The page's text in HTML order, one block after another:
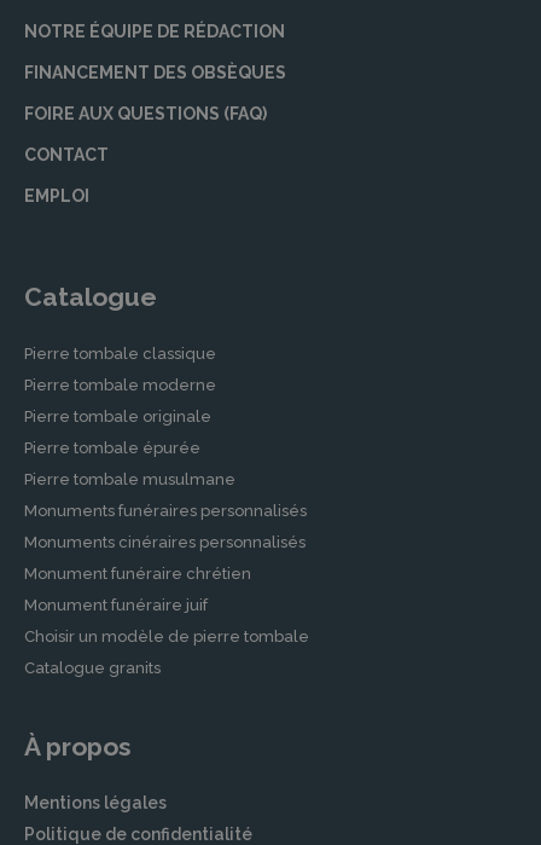
NOTRE ÉQUIPE DE RÉDACTION
FINANCEMENT DES OBSÈQUES
FOIRE AUX QUESTIONS (FAQ)
CONTACT
EMPLOI
Catalogue
Pierre tombale classique
Pierre tombale moderne
Pierre tombale originale
Pierre tombale épurée
Pierre tombale musulmane
Monuments funéraires personnalisés
Monuments cinéraires personnalisés
Monument funéraire chrétien
Monument funéraire juif
Choisir un modèle de pierre tombale
Catalogue granits
À propos
Mentions légales
Politique de confidentialité